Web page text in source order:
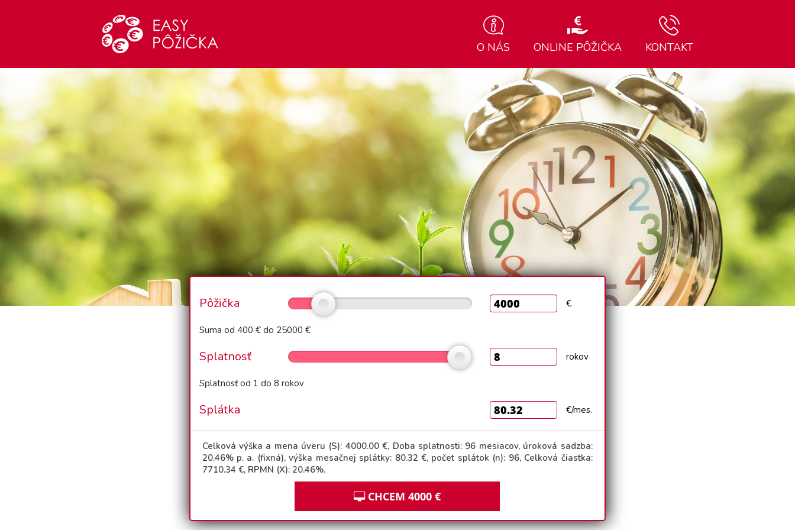
O NÁS ONLINE PÔŽIČKA KONTAKT
Pôžička €
Suma od 400 € do 25000 €
Splatnosť rokov
Splatnosť od 1 do 8 rokov
Splátka €/mes.
Celková výška a mena úveru (S): 4000.00€, Doba splatnosti: 96 mesiacov, úroková sadzba:
20.46% p. a. (fixná), výška mesačnej splátky: 80.32 €, počet splátok (n): 96, Celková čiastka:
7710.34 €, RPMN (X): 20.46%.
CHCEM 4000 €